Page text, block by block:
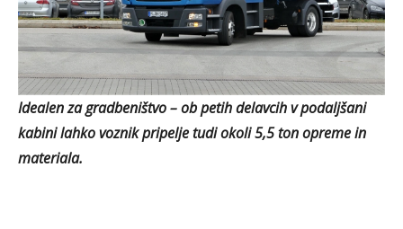
Idealen za gradbeništvo – ob petih delavcih v podaljšani
kabini lahko voznik pripelje tudi okoli 5,5 ton opreme in
materiala.